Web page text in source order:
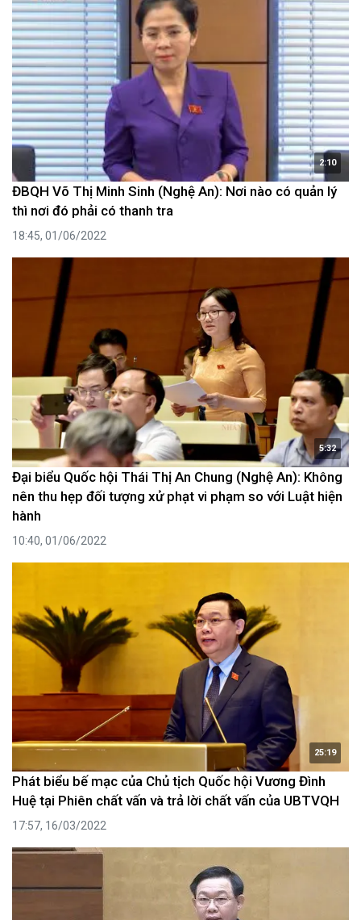
2:10
ĐBQH Võ Thị Minh Sinh (Nghệ An): Nơi nào có quản lý
thì nơi đó phải có thanh tra
18:45, 01/06/2022
5:32
Đại biểu Quốc hội Thái Thị An Chung (Nghệ An): Không
nên thu hẹp đối tượng xử phạt vi phạm so với Luật hiện
hành
10:40, 01/06/2022
25:19
Phát biểu bế mạc của Chủ tịch Quốc hội Vương Đình
Huệ tại Phiên chất vấn và trả lời chất vấn của UBTVQH
17:57, 16/03/2022